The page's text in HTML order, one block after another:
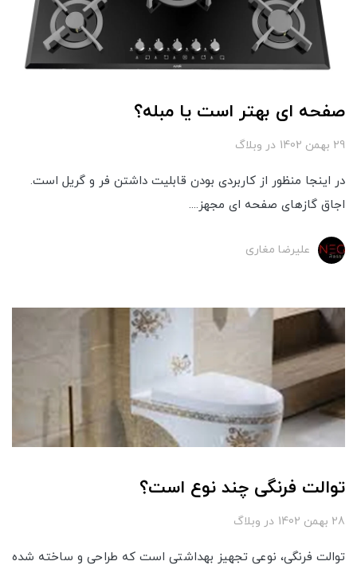
صفحه ای بهتر است یا مبله؟
29 بهمن 1402 در وبلاگ
در اینجا منظور از کاربردی بودن قابلیت داشتن فر و گریل است.
اجاق گازهای صفحه ای مجهز....
علیرضا مغاری
توالت فرنگی چند نوع است؟
28 بهمن 1402 در وبلاگ
توالت فرنگی، نوعی تجهیز بهداشتی است که طراحی و ساخته شده